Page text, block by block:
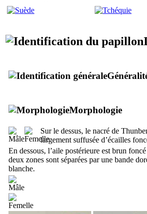
Morphologie
Sur le dessus, le nacré de
largement suffusée d’écailles
En dessous, l’aile postérieure est brun
deux zones sont séparées par une bande
blanche.